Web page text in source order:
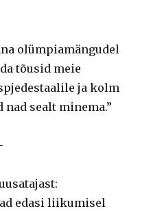
olümpiamängudel
tõusid meie
ja kolm
sealt minema.”
edasi liikumisel